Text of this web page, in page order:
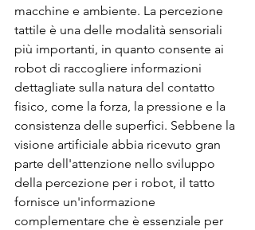
macchine e ambiente. La percezione
tattile è una delle modalità sensoriali
più importanti, in quanto consente ai
robot di raccogliere informazioni
dettagliate sulla natura del contatto
fisico, come la forza, la pressione e la
consistenza delle superfici. Sebbene la
visione artificiale abbia ricevuto gran
parte dell'attenzione nello sviluppo
della percezione per i robot, il tatto
fornisce un'informazione
complementare che è essenziale per